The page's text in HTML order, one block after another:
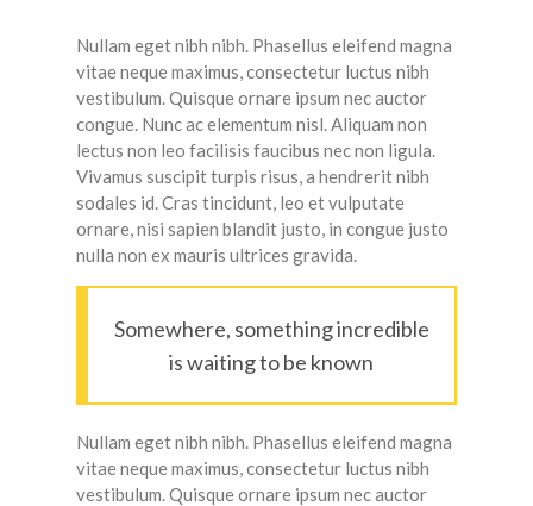
Nullam eget nibh nibh. Phasellus eleifend magna
vitae neque maximus, consectetur luctus nibh
vestibulum. Quisque ornare ipsum nec auctor
congue. Nunc ac elementum nisl. Aliquam non
lectus non leo facilisis faucibus nec non ligula.
Vivamus suscipit turpis risus, a hendrerit nibh
sodales id. Cras tincidunt, leo et vulputate
ornare, nisi sapien blandit justo, in congue justo
nulla non ex mauris ultrices gravida.
Somewhere, something incredible
is waiting to be known
Nullam eget nibh nibh. Phasellus eleifend magna
vitae neque maximus, consectetur luctus nibh
vestibulum. Quisque ornare ipsum nec auctor